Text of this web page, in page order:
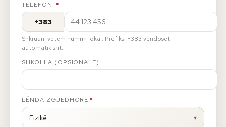
TELEFONI *
+383
Shkruani vetëm numrin lokal. Prefiksi +383 vendoset
automatikisht.
SHKOLLA (OPSIONALE)
LËNDA ZGJEDHORE *
Fizikë ▾